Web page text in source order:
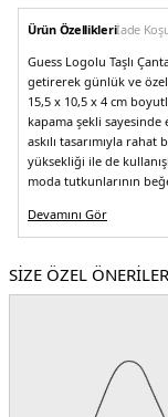
Ürün Özellikleriİade
Guess Logolu Taşlı
getirerek günlük ve
15,5 x 10,5 x 4 cm
kapama şekli sayesinde
askılı tasarımıyla
yüksekliği ile de
moda tutkunlarının
Hediye Seti ile stilinizi
Model:Hediye Seti
Giyim Tarzı:Günlük/
Desen:Logolu
Fermuarlı
Sabit Askılı
Devamını Gör
SİZE ÖZEL